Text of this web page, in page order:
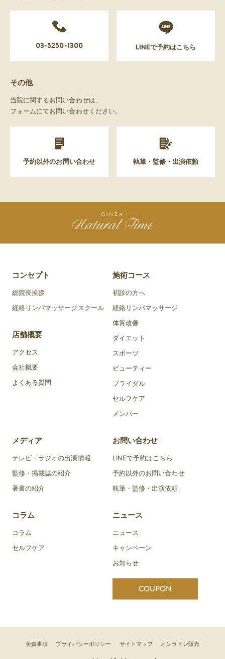
03-5250-1300 LINEで予約はこちら
その他
当院に関するお問い合わせは、
フォームにてお問い合わせください。
予約以外のお問い合わせ 執筆・監修・出演依頼
コンセプト
総院長挨拶
経絡リンパマッサージスクール
店舗概要
アクセス
会社概要
よくある質問
施術コース
初診の方へ
経絡リンパマッサージ
体質改善
ダイエット
スポーツ
ビューティー
ブライダル
セルフケア
メンバー
メディア
テレビ・ラジオの出演情報
監修・掲載誌の紹介
著書の紹介
コラム
コラム
セルフケア
お問い合わせ
LINEで予約はこちら
予約以外のお問い合わせ
執筆・監修・出演依頼
ニュース
ニュース
キャンペーン
お知らせ
COUPON
免責事項 プライバシーポリシー サイトマップ オンライン販売